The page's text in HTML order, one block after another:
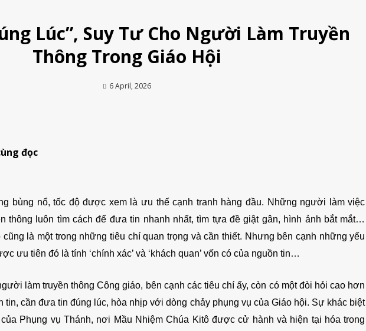
Lúc”, Suy Tư Cho Người Làm Truyền
Thông Trong Giáo Hội
6 April, 2026
đọc
bùng nổ, tốc độ được xem là ưu thế cạnh tranh hàng đầu. Những người làm việc
thông luôn tìm cách để đưa tin nhanh nhất, tìm tựa đề giật gân, hình ảnh bắt mắt…
là một trong những tiêu chí quan trọng và cần thiết. Nhưng bên cạnh những yếu
ưu tiên đó là tính ‘chính xác’ và ‘khách quan’ vốn có của nguồn tin…
làm truyền thông Công giáo, bên cạnh các tiêu chí ấy, còn có một đòi hỏi cao hơn
tin, cần đưa tin đúng lúc, hòa nhịp với dòng chảy phụng vụ của Giáo hội. Sự khác biệt
Phụng vụ Thánh, nơi Mầu Nhiệm Chúa Kitô được cử hành và hiện tại hóa trong